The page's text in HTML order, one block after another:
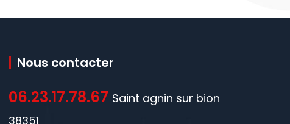
Nous contacter
06.23.17.78.67 Saint agnin sur bion
38351